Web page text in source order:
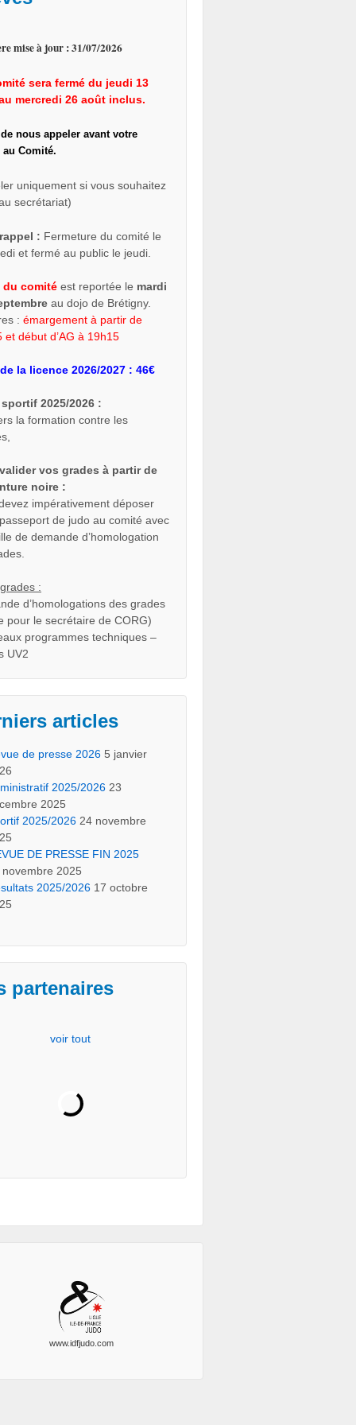
mise à jour : 31/07/2026
sera fermé du jeudi 13
mercredi 26 août inclus.
nous appeler avant votre
au Comité.
uniquement si vous souhaitez
secrétariat)
: Fermeture du comité le
et fermé au public le jeudi.
du comité est reportée le mardi
au dojo de Brétigny.
:émargement à partir de
et début d’AG à 19h15
la licence 2026/2027 : 46€
2025/2026 :
la formation contre les
vos grades à partir de
noire :
impérativement déposer
de judo au comité avec
de demande d’homologation
:
d’homologations des grades
pour le secrétaire de CORG)
programmes techniques –
UV2
articles
de presse 2026 5 janvier
2025/2026 23
2025
2025/2026 24 novembre
DE PRESSE FIN 2025
novembre 2025
2025/2026 17 octobre
partenaires
voir tout
www.idfjudo.com